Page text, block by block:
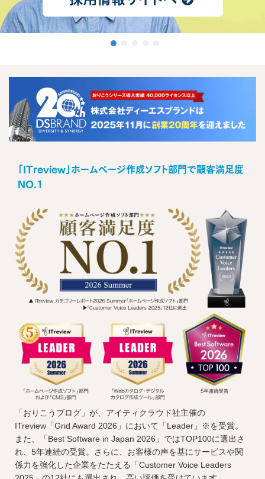
「ITreview」ホームページ作成ソフト部門で顧客満足度
NO.1
「おりこうブログ」が、アイティクラウド社主催の
ITreview「Grid Award 2026」において「Leader」※を受賞。
また、「Best Software in Japan 2026」ではTOP100に選出さ
れ、5年連続の受賞。さらに、お客様の声を基にサービスや関
係力を強化した企業をたたえる「Customer Voice Leaders